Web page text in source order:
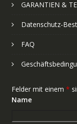
GARANTIEN &
Datenschutz-
FAQ
Felder mit einem *
Name